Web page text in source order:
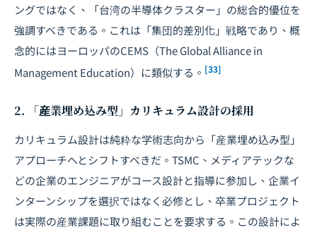
ングではなく、「台湾の半導体クラスター」の総合的優位を
強調すべきである。これは「集団的差別化」戦略であり、概
念的にはヨーロッパのCEMS（The Global Alliance in
Management Education）に類似する。 [33]
2. 「産業埋め込み型」カリキュラム設計の採用
カリキュラム設計は純粋な学術志向から「産業埋め込み型」
アプローチへとシフトすべきだ。TSMC、メディアテックな
どの企業のエンジニアがコース設計と指導に参加し、企業イ
ンターンシップを選択ではなく必修とし、卒業プロジェクト
は実際の産業課題に取り組むことを要求する。この設計によ